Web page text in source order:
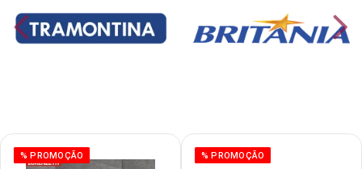
% PROMOÇÃO % PROMOÇÃO